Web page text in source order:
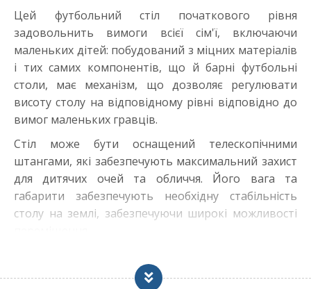
Цей футбольний стіл початкового рівня
задовольнить вимоги всієї сім'ї, включаючи
маленьких дітей: побудований з міцних матеріалів
і тих самих компонентів, що й барні футбольні
столи, має механізм, що дозволяє регулювати
висоту столу на відповідному рівні відповідно до
вимог маленьких гравців.
Стіл може бути оснащений телескопічними
штангами, які забезпечують максимальний захист
для дитячих очей та обличчя. Його вага та
габарити забезпечують необхідну стабільність
столу на землі, забезпечуючи широкі можливості
європейським правилам EN з безпеки. Він також